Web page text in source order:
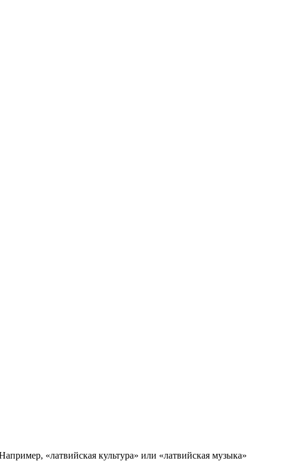
«латвийская культура» или «латвийская музыка»